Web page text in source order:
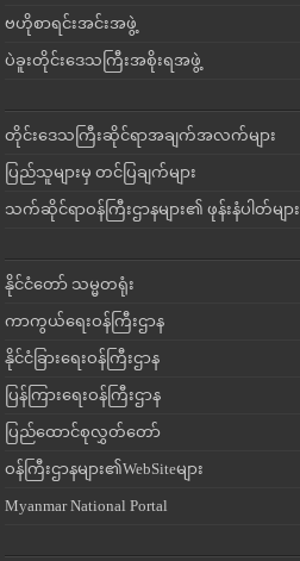
ဗဟိုစာရင်းအင်းအဖွဲ့
ပဲခူးတိုင်းဒေသကြီးအစိုးရအဖွဲ့
တိုင်းဒေသကြီးဆိုင်ရာအချက်အလက်များ
ပြည်သူများမှ တင်ပြချက်များ
သက်ဆိုင်ရာဝန်ကြီးဌာနများ၏ ဖုန်းနံပါတ်များ
နိုင်ငံတော် သမ္မတရုံး
ကာကွယ်ရေးဝန်ကြီးဌာန
နိုင်ငံခြားရေးဝန်ကြီးဌာန
ပြန်ကြားရေးဝန်ကြီးဌာန
ပြည်ထောင်စုလွှတ်တော်
ဝန်ကြီးဌာနများ၏WebSiteများ
Myanmar National Portal